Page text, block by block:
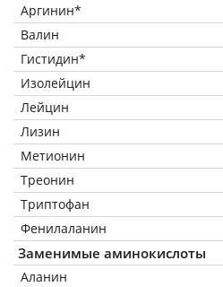
Аргинин*
Валин
Гистидин*
Изолейцин
Лейцин
Лизин
Метионин
Треонин
Триптофан
Фенилаланин
Заменимые аминокислоты
Аланин